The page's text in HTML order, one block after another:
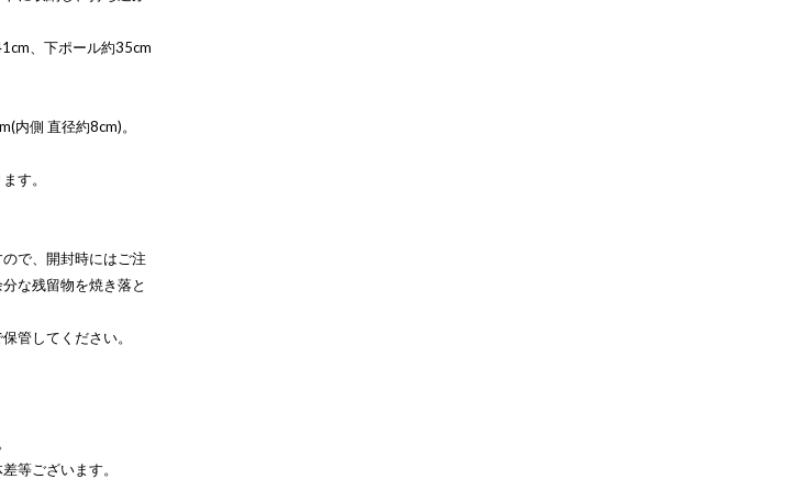
、下ポール約35cm
内側 直径約8cm)。
す。
で、開封時にはご注
な残留物を焼き落と
管してください。
等ございます。